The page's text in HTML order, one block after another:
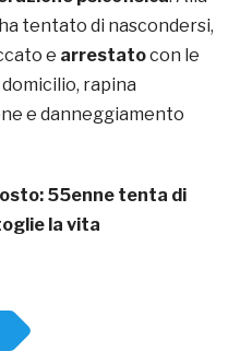
tentato di nascondersi,
e arrestatocon le
rapina
e danneggiamento
55enne tenta di
la vita